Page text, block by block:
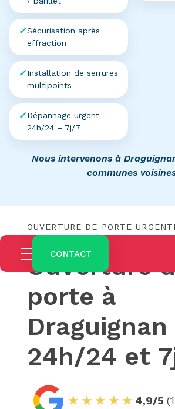
Sécurisation après
effraction
Installation de serrures
multipoints
Dépannage urgent
24h/24 – 7j/7
Nous intervenons à
communes
CONTACT
OUVERTURE DE PORTE
DRAGUIGNAN
Ouverture
porte à
Draguignan
24h/24 et
★★★★★ 4,9/5